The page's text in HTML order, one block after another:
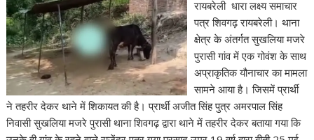
रायबरेली धारा लक्ष्य समाचार
पत्र शिवगढ़ रायबरेली। थाना
क्षेत्र के अंतर्गत सुखलिया मजरे
पुरासी गांव में एक गोवंश के साथ
अप्राकृतिक यौनाचार का मामला
सामने आया है। जिसमें प्रार्थी
ने तहरीर देकर थाने में शिकायत की है। प्रार्थी अजीत सिंह पुत्र अमरपाल सिंह
निवासी सुखलिया मजरे पुरासी थाना शिवगढ़ द्वारा थाने में तहरीर देकर बताया गया कि